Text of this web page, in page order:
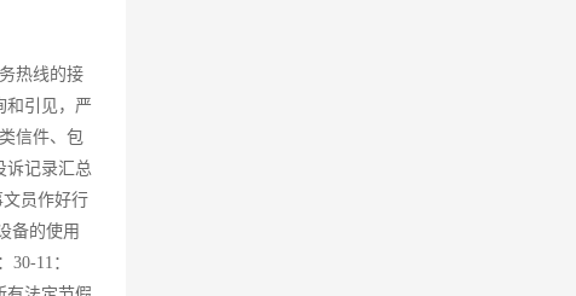
热线的接
和引见，严
信件、包
诉记录汇总
员作好行
备的使用
11：